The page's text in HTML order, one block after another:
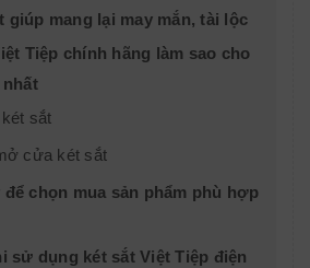
giúp mang lại may mắn, tài lộc
Tiệp chính hãng làm sao cho
sắt
cửa két sắt
chọn mua sản phẩm phù hợp
sử dụng két sắt Việt Tiệp điện